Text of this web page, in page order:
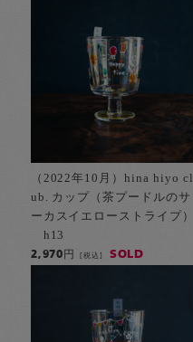
（2022年10月）hina hiyo cl
ub. カップ（茶プードルのサ
ーカスイエローストライプ）
h13
2,970円[税込] SOLD